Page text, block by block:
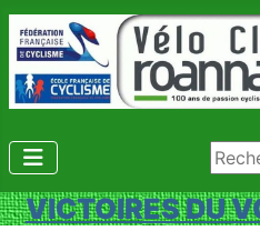
VICTOIRES DU